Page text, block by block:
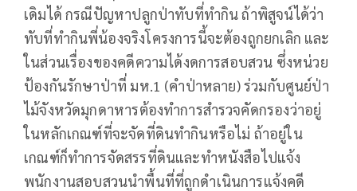
เดิมได้ กรณีปัญหาปลูกป่าทับที่ทำกิน ถ้าพิสูจน์ได้ว่า
ทับที่ทำกินพี่น้องจริงโครงการนี้จะต้องถูกยกเลิก และ
ในส่วนเรื่องของคดีความได้งดการสอบสวน ซึ่งหน่วย
ป้องกันรักษาป่าที่ มห.1 (คำป่าหลาย) ร่วมกับศูนย์ป่า
ไม้จังหวัดมุกดาหารต้องทำการสำรวจคัดกรองว่าอยู่
ในหลักเกณฑ์ที่จะจัดที่ดินทำกินหรือไม่ ถ้าอยู่ใน
เกณฑ์ก็ทำการจัดสรรที่ดินและทำหนังสือไปแจ้ง
พนักงานสอบสวนนำพื้นที่ที่ถูกดำเนินการแจ้งคดี